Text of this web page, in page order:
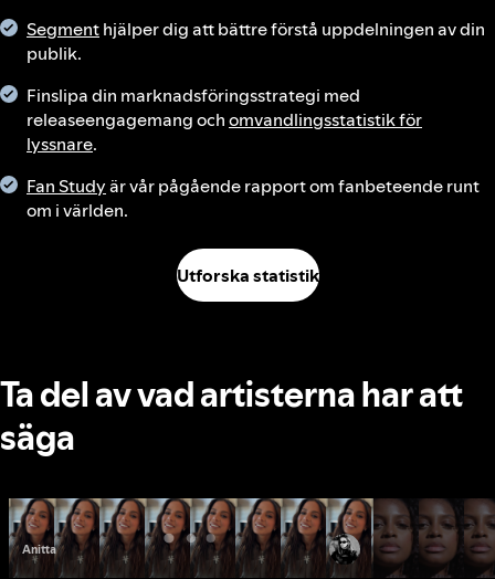
Segmenthjälper dig att bättre förstå uppdelningen av din
publik.
Finslipa din marknadsföringsstrategi med
releaseengagemang ochomvandlingsstatistik för
lyssnare.
Fan Studyär vår pågående rapport om fanbeteende runt
om i världen.
Utforska statistik
Ta del av vad artisterna har att
säga
Anitta Fana Hues